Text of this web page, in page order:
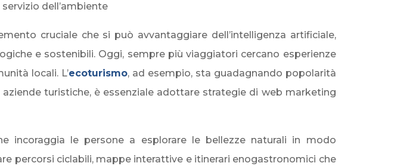
dell’ambiente
cruciale che si può avvantaggiare dell’intelligenza artificiale,
e sostenibili. Oggi, sempre più viaggiatori cercano esperienze
locali. L’ecoturismo, ad esempio, sta guadagnando popolarità
turistiche, è essenziale adottare strategie di web marketing
incoraggia le persone a esplorare le bellezze naturali in modo
percorsi ciclabili, mappe interattive e itinerari enogastronomici che